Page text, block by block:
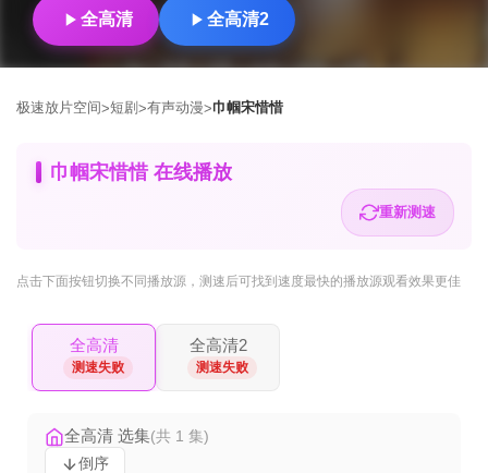
全高清 全高清2
极速放片空间>短剧 >有声动漫>巾帼宋惜惜
巾帼宋惜惜 在线播放
重新测速
点击下面按钮切换不同播放源 ，测速后可找到速度最快的播放源观看效果更佳
全高清
测速失败
全高清2
测速失败
全高清 选集(共 1 集)
倒序